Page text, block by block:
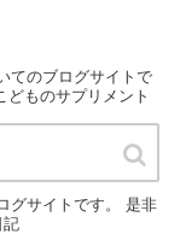
てのブログサイトで
ものサプリメント
グサイトです。 是非
記